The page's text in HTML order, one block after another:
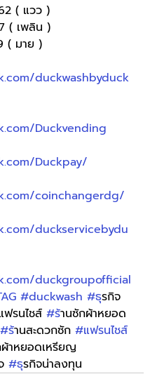
( แวว )
( เพลิน )
( มาย )
duckwashbyduck
Duckvending
Duckpay/
coinchangerdg/
duckservicebydu
duckgroupofficial
#duckwash #ธุรกิจ
ฟรนไชส์ #ร้านซักผ้าหยอด
#ร้านสะดวกซัก #แฟรนไชส์
าหยอดเหรียญ
#ธุรกิจน่าลงทุน